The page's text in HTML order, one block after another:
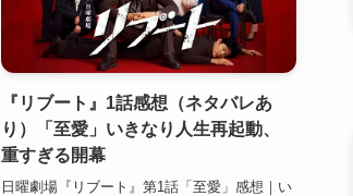
『リブート』1話感想（ネタバレあ
り）「至愛」いきなり人生再起動、
重すぎる開幕
日曜劇場『リブート』第1話「至愛」感想｜い